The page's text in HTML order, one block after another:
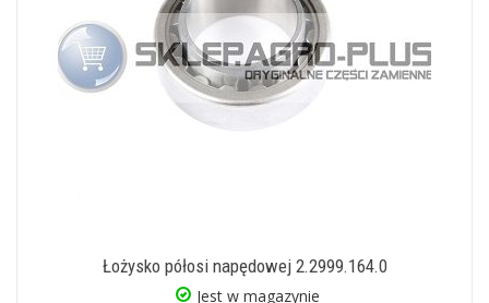
Łożysko półosi napędowej 2.2999.164.0
Jest w magazynie